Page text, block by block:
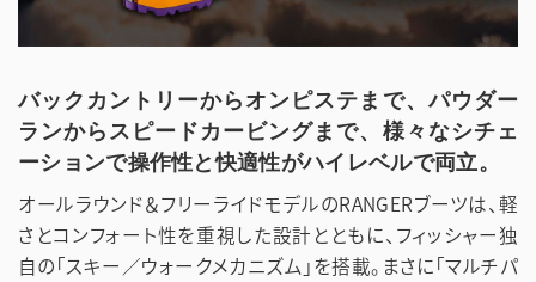
バックカントリーからオンピステまで、パウダー
ランからスピードカービングまで、様々なシチェ
ーションで操作性と快適性がハイレベルで両立。
オールラウンド＆フリーライドモデルのRANGERブーツは、軽
さとコンフォート性を重視した設計とともに、フィッシャー独
自の「スキー／ウォークメカニズム」を搭載。まさに「マルチパ